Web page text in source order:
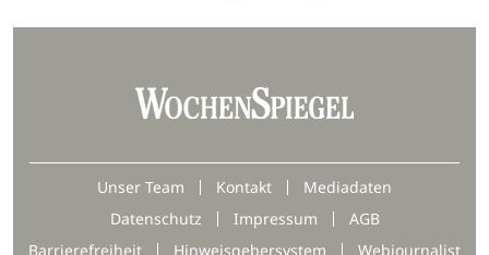
Unser Team Kontakt
Mediadaten
Datenschutz
Impressum
AGB
Barrierefreiheit
Hinweisgebersystem Webjournalist